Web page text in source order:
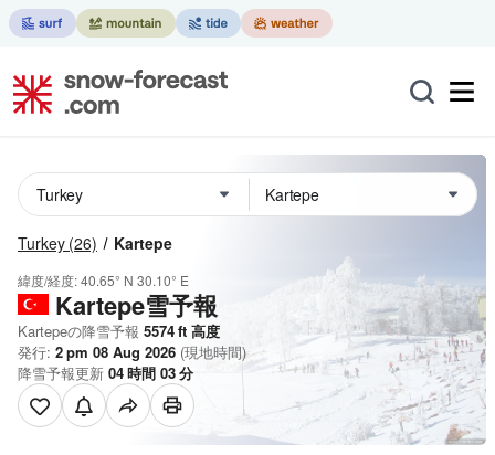
Turkey (26) Kartepe
緯度/経度:40.65° N 30.10° E
Kartepe雪予報
Kartepeの降雪予報 5574ft 高度
発行: 2 pm 08 Aug 2026 (現地時間)
降雪予報更新 04時間 03分